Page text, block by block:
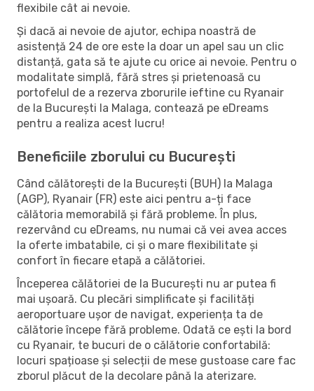
flexibile cât ai nevoie.
Și dacă ai nevoie de ajutor, echipa noastră de
asistență 24 de ore este la doar un apel sau un clic
distanță, gata să te ajute cu orice ai nevoie. Pentru o
modalitate simplă, fără stres și prietenoasă cu
portofelul de a rezerva zborurile ieftine cu Ryanair
de la București la Malaga, contează pe eDreams
pentru a realiza acest lucru!
Beneficiile zborului cu București
Când călătorești de la București (BUH) la Malaga
(AGP), Ryanair (FR) este aici pentru a-ți face
călătoria memorabilă și fără probleme. În plus,
rezervând cu eDreams, nu numai că vei avea acces
la oferte imbatabile, ci și o mare flexibilitate și
confort în fiecare etapă a călătoriei.
Începerea călătoriei de la București nu ar putea fi
mai ușoară. Cu plecări simplificate și facilități
aeroportuare ușor de navigat, experiența ta de
călătorie începe fără probleme. Odată ce ești la bord
cu Ryanair, te bucuri de o călătorie confortabilă:
locuri spațioase și selecții de mese gustoase care fac
zborul plăcut de la decolare până la aterizare.